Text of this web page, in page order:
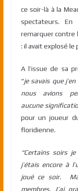
ce soir-là à la
spectateurs.
remarquer contre
: il avait explosé le
A l’issue de sa
“je savais que
nous avions
aucune
pour un joueur
floridienne.
“Certains soirs
j’étais encore à
joué ce soir.
membres. J’ai